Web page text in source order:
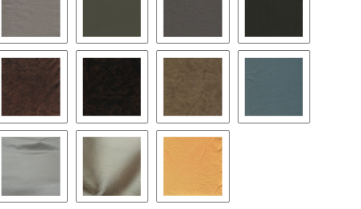
7050 - stein 7080 - elefant 7100 - grau 7130 -
99
8000 - vintage braun8050 - buffalo bill8100 - cowboy